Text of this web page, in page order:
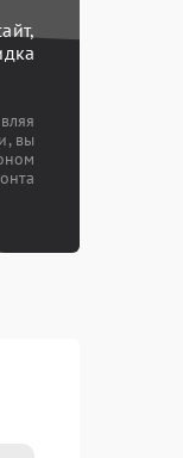
вы